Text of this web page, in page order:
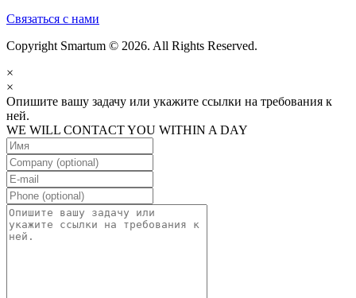
Связаться с нами
Copyright Smartum © 2026. All Rights Reserved.
×
×
Опишите вашу задачу или укажите ссылки на требования к
ней.
WE WILL CONTACT YOU WITHIN A DAY